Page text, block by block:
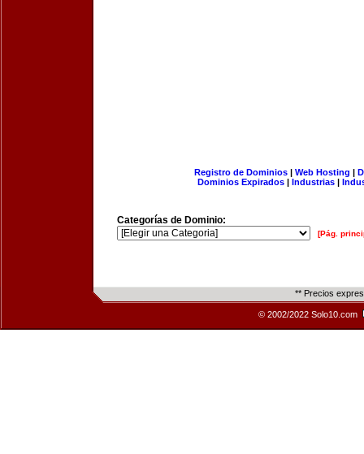
Registro de Dominios| Web Hosting |
Dominios Expirados | Industrias |
Categorías de Dominio:
[Pág.
** Precios
© 2002/2022 Solo10.com